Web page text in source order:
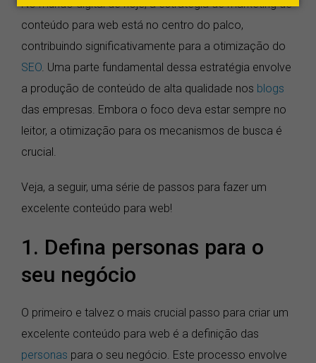
No mundo digital de hoje, a estratégia de marketing de
conteúdo para web está no centro do palco,
contribuindo significativamente para a otimização do
SEO. Uma parte fundamental dessa estratégia envolve
a produção de conteúdo de alta qualidade nos blogs
das empresas. Embora o foco deva estar sempre no
leitor, a otimização para os mecanismos de busca é
crucial.
Veja, a seguir, uma série de passos para fazer um
excelente conteúdo para web!
1. Defina personas para o
seu negócio
O primeiro e talvez o mais crucial passo para criar um
excelente conteúdo para web é a definição das
personas para o seu negócio. Este processo envolve